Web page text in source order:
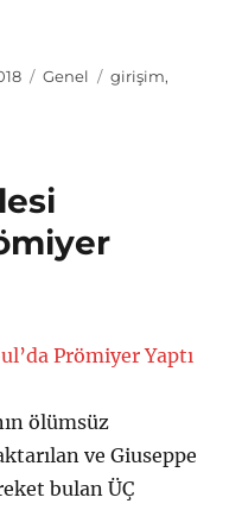
K
o
r
Genel
E
girişim,
ölümsüz
ve Giuseppe
bulan ÜÇ